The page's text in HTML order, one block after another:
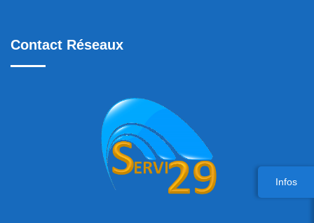
Infos
Contact Réseaux